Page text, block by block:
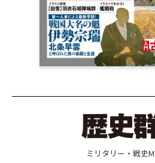
ミリタリー・戦史